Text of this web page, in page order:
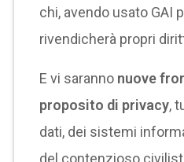
chi, avendo usato GAI
rivendicherà propri
E vi saranno nuove
proposito di privacy,
dati, dei sistemi
del contenzioso